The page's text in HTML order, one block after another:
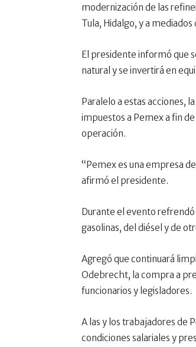
modernización de las
Tula, Hidalgo, y a
El presidente informó que
natural y se invertirá en
Paralelo a estas acciones,
impuestos a Pemex a fin
operación.
“Pemex es una empresa
afirmó el presidente.
Durante el evento
gasolinas, del diésel y de
Agregó que continuará
Odebrecht, la compra a
funcionarios y legisladores.
A las y los trabajadores de
condiciones salariales y